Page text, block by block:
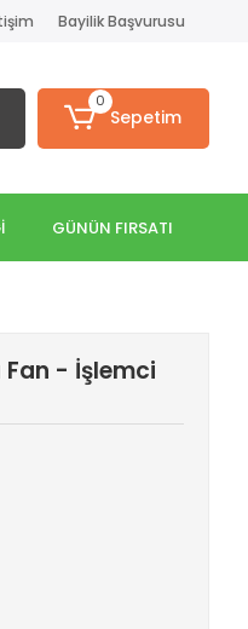
Bayilik Başvurusu
0
Sepetim
GÜNÜN FIRSATI
Fan - İşlemci